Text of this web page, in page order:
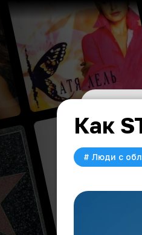
Как
# Люди с